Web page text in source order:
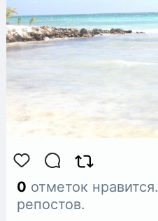
0 отметок нравится.
репостов.